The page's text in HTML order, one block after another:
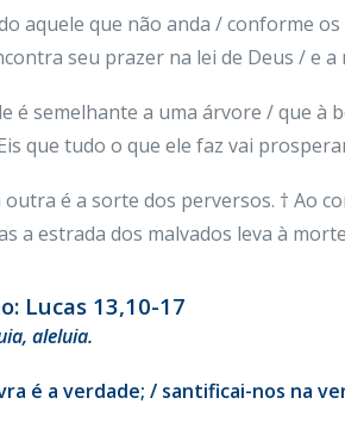
aquele que não anda / conforme
seu prazer na lei de Deus / e a
é semelhante a uma árvore / que
que tudo o que ele faz vai
outra é a sorte dos perversos. † Ao
a estrada dos malvados leva à
Lucas 13,10-17
aleluia.
é a verdade; / santificai-nos na